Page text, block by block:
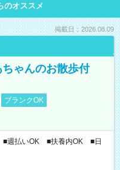
のオススメ
掲載日：2026.08.09
ちゃんのお散歩付
ブランクOK
■週払いOK ■扶養内OK ■日